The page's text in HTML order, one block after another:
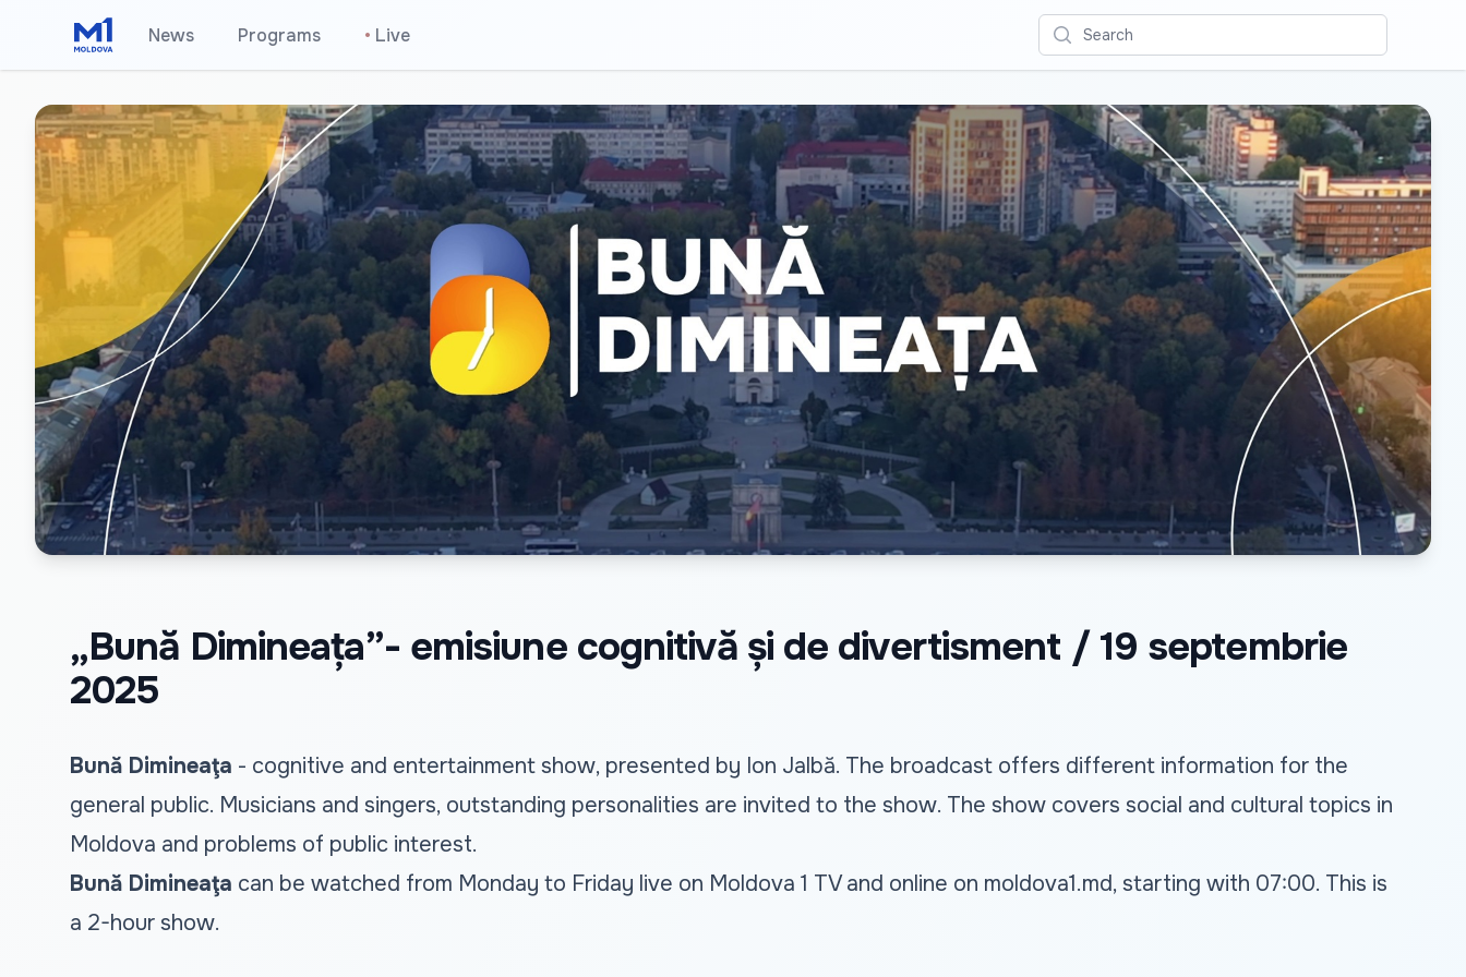
News Programs • Live Search
„Bună Dimineața”- emisiune cognitivă și de divertisment / 19 septembrie
2025
Bună Dimineaţa - cognitive and entertainment show, presented by Ion Jalbă. The broadcast offers different information for the
general public. Musicians and singers, outstanding personalities are invited to the show. The show covers social and cultural topics in
Moldova and problems of public interest.
Bună Dimineaţa can be watched from Monday to Friday live on Moldova 1 TV and online on moldova1.md, starting with 07:00. This is
a 2-hour show.